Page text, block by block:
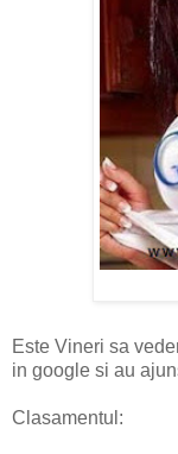
Este Vineri sa
in google si au
Clasamentul: